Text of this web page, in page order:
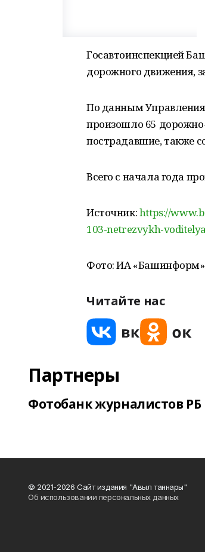
Госавтоинспекцией
дорожного движения,
По данным
произошло 65
пострадавшие, также
Всего с начала года
Источник:https://
103-netrezvykh-
Фото: ИА «Башинформ»
Читайте нас
Партнеры
Фотобанк журналистов РБ
© 2021-2026 Сайт издания "Авыл таннары"
Об использовании персональных данных